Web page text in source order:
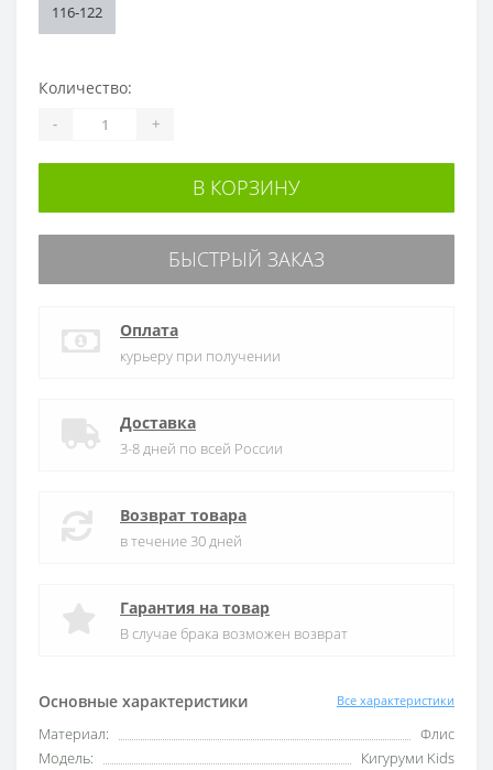
Основные характеристики Все характеристики
Материал:
Флис
Модель:
Кигуруми Kids
116-122
Количество:
- +
В КОРЗИНУ
БЫСТРЫЙ ЗАКАЗ
Оплата
курьеру при получении
Доставка
3-8 дней по всей России
Возврат товара
в течение 30 дней
Гарантия на товар
В случае брака возможен возврат